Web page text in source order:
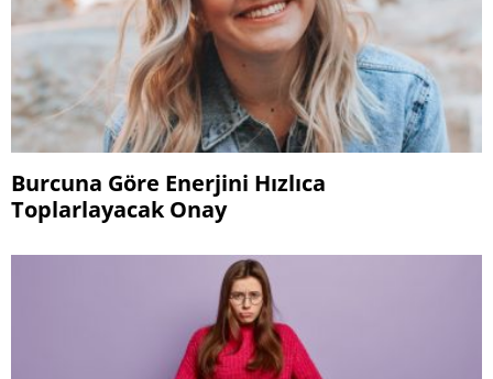
Burcuna Göre Enerjini Hızlıca
Toplarlayacak Onay